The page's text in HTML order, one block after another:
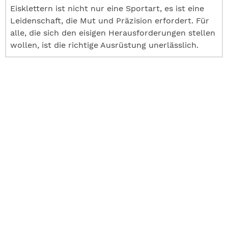
Eisklettern ist nicht nur eine Sportart, es ist eine
Leidenschaft, die Mut und Präzision erfordert. Für
alle, die sich den eisigen Herausforderungen stellen
wollen, ist die richtige Ausrüstung unerlässlich.